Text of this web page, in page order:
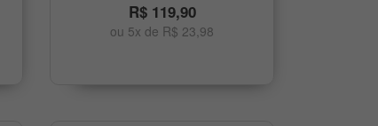
R$ 119,90
ou 5x de R$ 23,98